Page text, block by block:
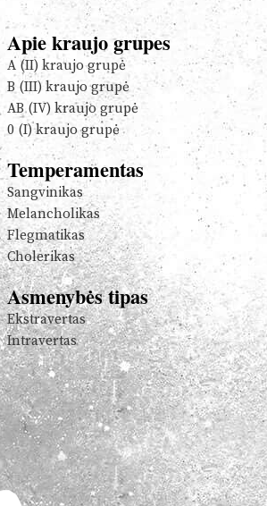
Apie kraujo grupes
A (II) kraujo grupė
B (III) kraujo grupė
AB (IV) kraujo grupė
0 (I) kraujo grupė
Temperamentas
Sangvinikas
Melancholikas
Flegmatikas
Cholerikas
Asmenybės tipas
Ekstravertas
Intravertas